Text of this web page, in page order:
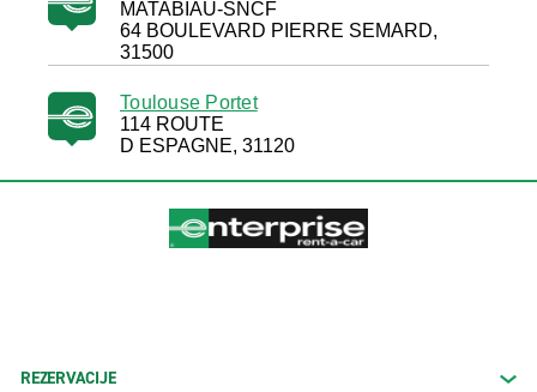
MATABIAU-SNCF
64 BOULEVARD PIERRE SEMARD,
31500
Toulouse Portet
114 ROUTE
D ESPAGNE, 31120
REZERVACIJE